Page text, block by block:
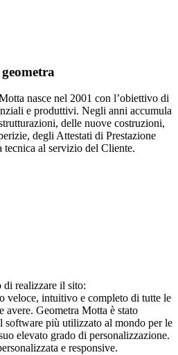
nasce nel 2001 con l’obiettivo di
e produttivi. Negli anni accumula
delle nuove costruzioni,
degli Attestati di Prestazione
tecnica al servizio del Cliente.
realizzare il sito:
veloce, intuitivo e completo di tutte le
Geometra Motta è stato
software più utilizzato al mondo per le
elevato grado di personalizzazione.
e responsive.